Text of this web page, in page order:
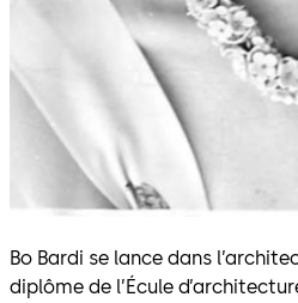
Bo Bardi se lance dans
diplôme de l’Écule